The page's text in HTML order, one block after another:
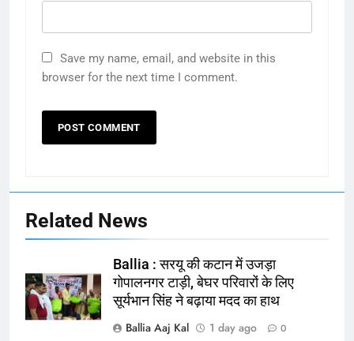
Save my name, email, and website in this
browser for the next time I comment.
Related News
Ballia : सरयू की कटान में उजड़ा
गोपालनगर टाड़ी, बेघर परिवारों के लिए
सूर्यभान सिंह ने बढ़ाया मदद का हाथ
Ballia Aaj Kal
1 day ago 0